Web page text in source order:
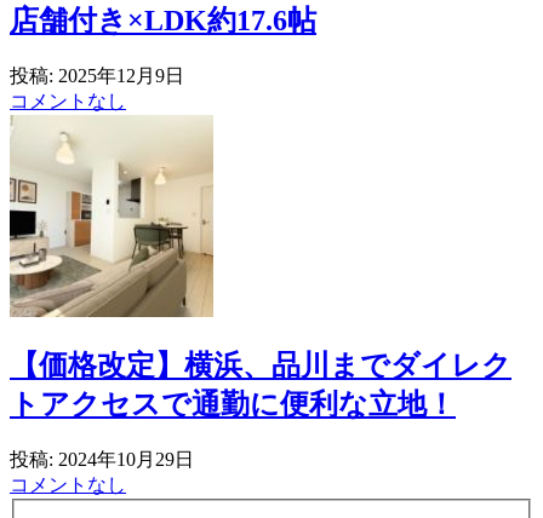
店舗付き×LDK約17.6帖
投稿: 2025年12月9日
コメントなし
【価格改定】横浜、品川までダイレク
トアクセスで通勤に便利な立地！
投稿: 2024年10月29日
コメントなし